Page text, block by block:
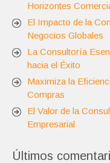
Horizontes
El Impacto de la
Negocios Globales
La Consultoría
hacia el Éxito
Maximiza la
Compras
El Valor de la
Empresarial
Últimos